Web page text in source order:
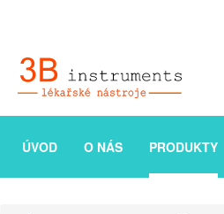
ÚVOD O NÁS PRODUKTY